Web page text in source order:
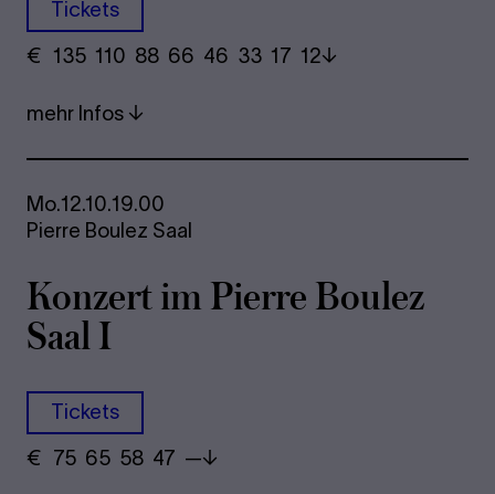
Tickets
€ ​ 135 110 88​ 66 46 33​ 17 12
mehr Infos
Mo.12.10.19.00
Pierre Boulez Saal
Kon­zert im Pierre Bou­lez
Saal I
Tickets
€ ​ 75 65 58​ 47 —